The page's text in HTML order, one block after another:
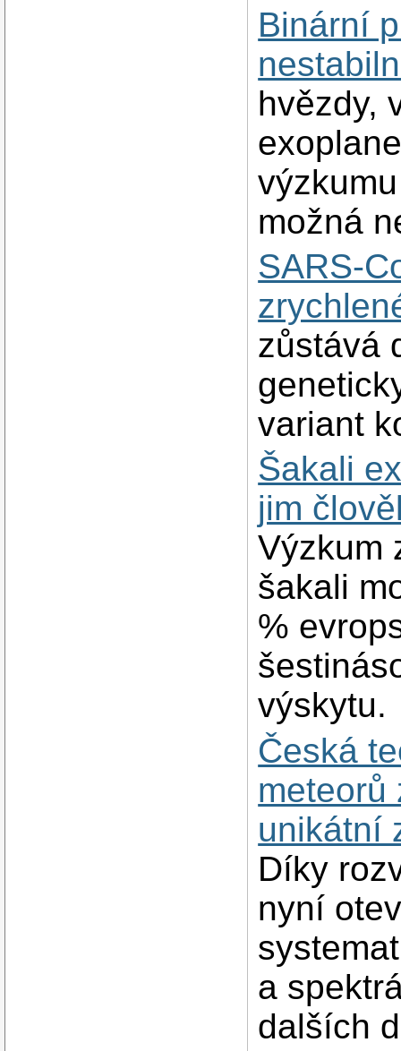
Binární
hvězdy,
možná
SARS-
zůstává
variant
Šakali
jim
Výzkum
šakali
%
výskytu.
Česká
meteorů
unikátní
Díky
nyní
a
dalších